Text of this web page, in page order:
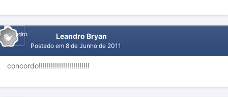
Leandro Bryan
Postado em 8 de Junho de 2011
concordo!!!!!!!!!!!!!!!!!!!!!!!!!